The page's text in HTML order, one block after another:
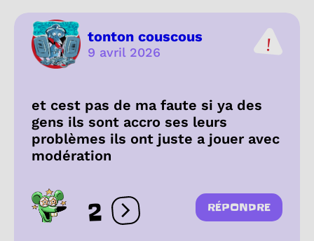
tonton couscous
9 avril 2026
et cest pas de ma faute si ya des
gens ils sont accro ses leurs
problèmes ils ont juste a jouer avec
modération
2 Ouvrir les réactions
RÉPONDRE